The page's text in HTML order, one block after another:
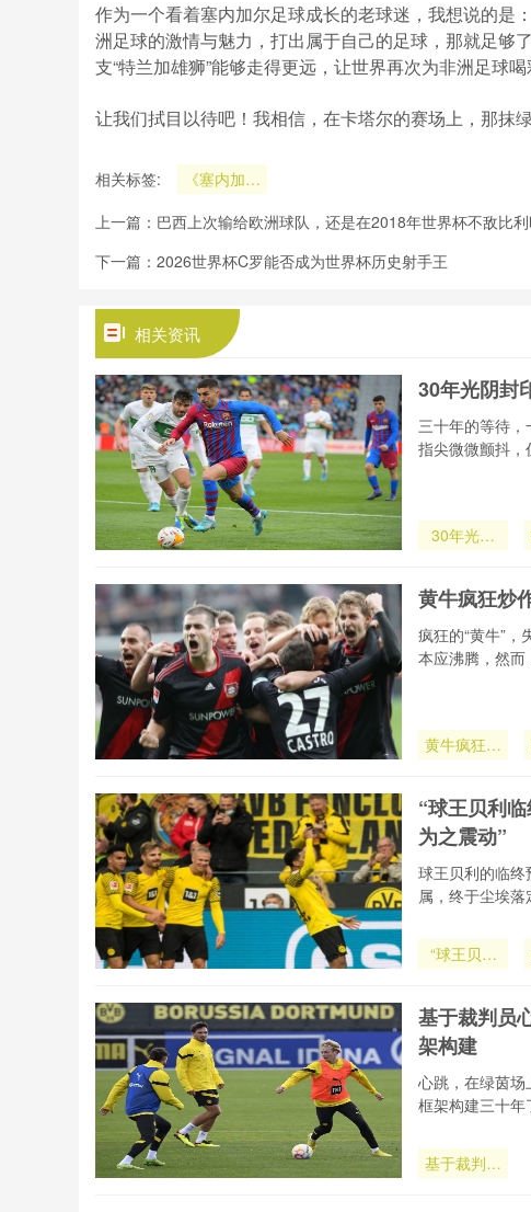
作为一个看着塞内加尔足球成长的老球迷，我想说的是
洲足球的激情与魅力，打出属于自己的足球，那就足
支“特兰加雄狮”能够走得更远，让世界再次为非洲足球喝
让我们拭目以待吧！我相信，在卡塔尔的赛场上，那抹
相关标签:
《塞内加尔
雄狮”再
否率队突
上一篇： 巴西上次输给欧洲球队，还是在2018年世界杯不敌比
下一篇： 2026世界杯C罗能否成为世界杯历史射手王
相关资讯
30年光阴封
三十年的等待，
指尖微微颤抖，
30年光阴
黄牛疯狂炒
疯狂的“黄牛”
本应沸腾，然而
黄牛疯狂炒
“球王贝利
为之震动”
球王贝利的临
属，终于尘埃
“球王贝利
2026世界
杯归属已定
基于裁判员
架构建
心跳，在绿茵
框架构建三十
基于裁判员